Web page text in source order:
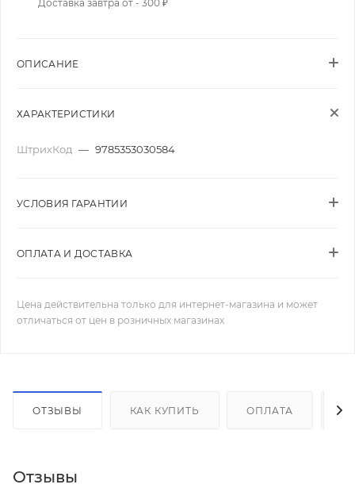
Доставка завтра от - 300 ₽
ОПИСАНИЕ
ХАРАКТЕРИСТИКИ
ШтрихКод — 9785353030584
УСЛОВИЯ ГАРАНТИИ
ОПЛАТА И ДОСТАВКА
Цена действительна только для интернет-магазина и может
отличаться от цен в розничных магазинах
ОТЗЫВЫ КАК КУПИТЬ ОПЛАТА
Отзывы